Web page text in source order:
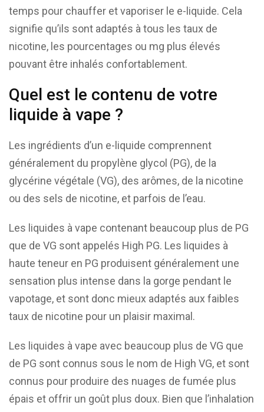
temps pour chauffer et vaporiser le e-liquide. Cela
signifie qu’ils sont adaptés à tous les taux de
nicotine, les pourcentages ou mg plus élevés
pouvant être inhalés confortablement.
Quel est le contenu de votre
liquide à vape ?
Les ingrédients d’un e-liquide comprennent
généralement du propylène glycol (PG), de la
glycérine végétale (VG), des arômes, de la nicotine
ou des sels de nicotine, et parfois de l’eau.
Les liquides à vape contenant beaucoup plus de PG
que de VG sont appelés High PG. Les liquides à
haute teneur en PG produisent généralement une
sensation plus intense dans la gorge pendant le
vapotage, et sont donc mieux adaptés aux faibles
taux de nicotine pour un plaisir maximal.
Les liquides à vape avec beaucoup plus de VG que
de PG sont connus sous le nom de High VG, et sont
connus pour produire des nuages de fumée plus
épais et offrir un goût plus doux. Bien que l’inhalation